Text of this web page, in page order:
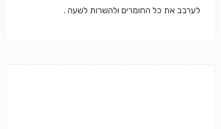
לערבב את כל החומרים ולהשרות לשעה .